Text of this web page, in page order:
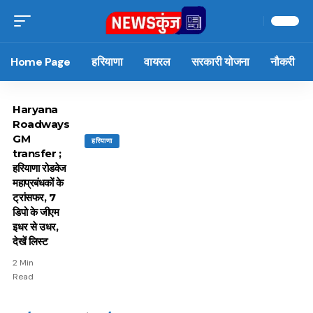
Home Page हरियाणा वायरल सरकारी योजना नौकरी
हरियाणा
Haryana
Roadways
GM
transfer ;
हरियाणा रोडवेज
महाप्रबंधकों के
ट्रांसफर, 7
डिपो के जीएम
इधर से उधर,
देखें लिस्ट
2 Min
Read
15 नवंबर से लागू होंगे